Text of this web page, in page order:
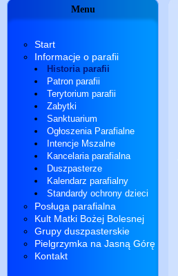
Menu
Start
Informacje o parafii
Historia parafii
Patron parafii
Terytorium parafii
Zabytki
Sanktuarium
Ogłoszenia Parafialne
Intencje Mszalne
Kancelaria parafialna
Duszpasterze
Kalendarz parafialny
Standardy ochrony dzieci
Posługa parafialna
Kult Matki Bożej Bolesnej
Grupy duszpasterskie
Pielgrzymka na Jasną Górę
Kontakt